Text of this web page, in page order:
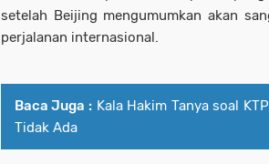
setelah Beijing mengumumkan akan
perjalanan internasional.
Baca Juga : Kala Hakim Tanya soal
Tidak Ada